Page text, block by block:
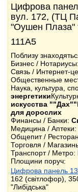
Цифрова
вул. 172, (ТЦ
"Оушен Плаза"
111А5
Поблизу
Бизнес / Нотариусы:
Связь / Интернет-
Общественные
Наука, культура,
энергетики
искусства ""Дах""
для дорослих
Финансы / Банки:
Медицина / Аптеки:
Общепит /
Торговля /
Транспорт / Метро:
Площини поруч:
Цифрова панель
162 (світлофор),
"Либідська"